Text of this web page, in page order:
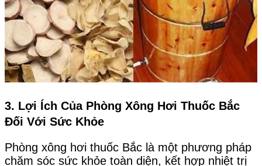
3. Lợi Ích Của Phòng Xông Hơi Thuốc Bắc
Đối Với Sức Khỏe
Phòng xông hơi thuốc Bắc là một phương pháp
chăm sóc sức khỏe toàn diện, kết hợp nhiệt trị